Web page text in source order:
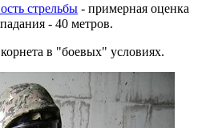
стрельбы - примерная оценка
- 40 метров.
в "боевых" условиях.